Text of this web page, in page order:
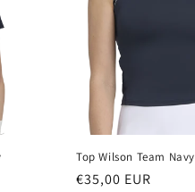
Top Wilson Team Navy
Precio
€35,00 EUR